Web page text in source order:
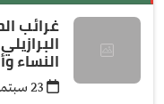
غرائب
النساء